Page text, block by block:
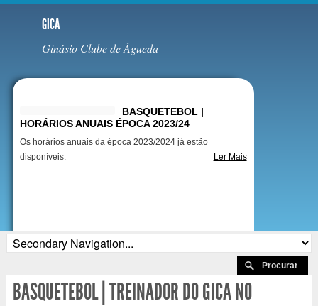
GICA
Ginásio Clube de Águeda
BASQUETEBOL |
HORÁRIOS ANUAIS ÉPOCA 2023/24
Os horários anuais da época 2023/2024 já estão
disponíveis.
Ler Mais
BASQUETEBOL | TREINADOR DO GICA NO